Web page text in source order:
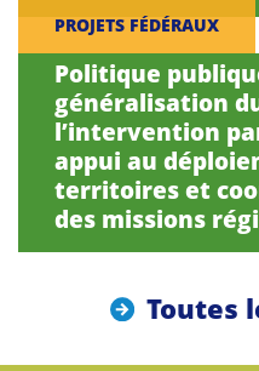
PROJETS FÉDÉRAUX
Politique
généralisation
l’intervention
appui au
territoires et
des missions
Toutes